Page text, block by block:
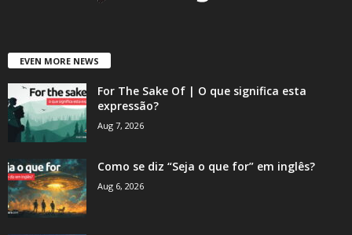
EVEN MORE NEWS
For The Sake Of | O que significa esta
expressão?
Aug 7, 2026
Como se diz “Seja o que for” em inglês?
Aug 6, 2026